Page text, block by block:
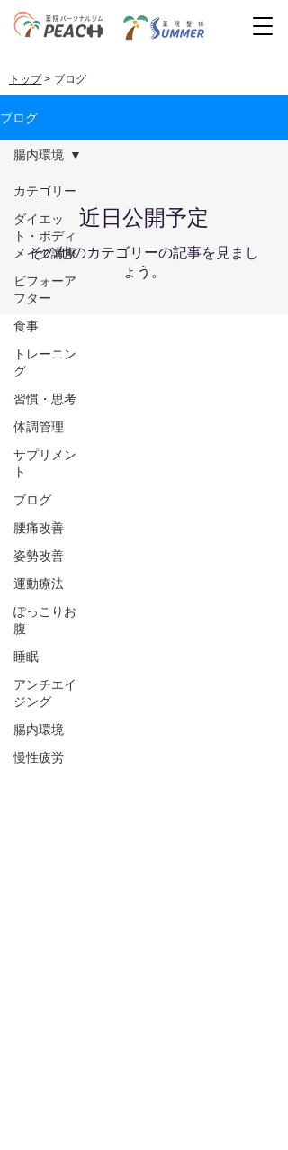
トップ> ブログ
ブログ
カテゴリー
ダイエッ
ト・ボディ
メイク講座
ビフォーア
フター
食事
トレーニン
グ
習慣・思考
体調管理
サプリメン
ト
ブログ
腰痛改善
姿勢改善
運動療法
ぽっこりお
腹
睡眠
アンチエイ
ジング
腸内環境
慢性疲労
腸内環境
近日公開予定
その他のカテゴリーの記事を見まし
ょう。